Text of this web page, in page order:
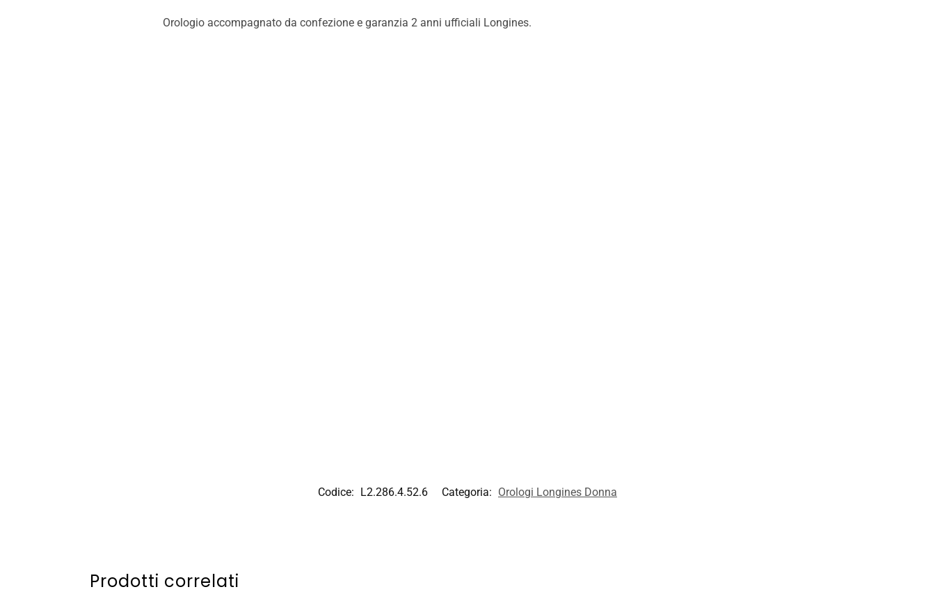
Orologio accompagnato da confezione e garanzia 2 anni ufficiali Longines.
Codice: L2.286.4.52.6 Categoria: Orologi Longines Donna
Prodotti correlati